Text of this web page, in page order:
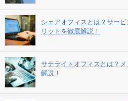
シェアオフィスとは？サー
リットを徹底解説！
サテライトオフィスとは？
解説！